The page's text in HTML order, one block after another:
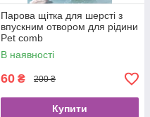
Парова щітка для шерсті з
впускним отвором для рідини
Pet comb
В наявності
60 ₴ 200 ₴
Купити